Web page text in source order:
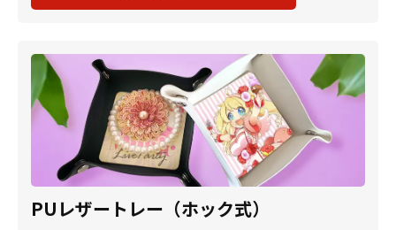
PUレザートレー（ホック式）